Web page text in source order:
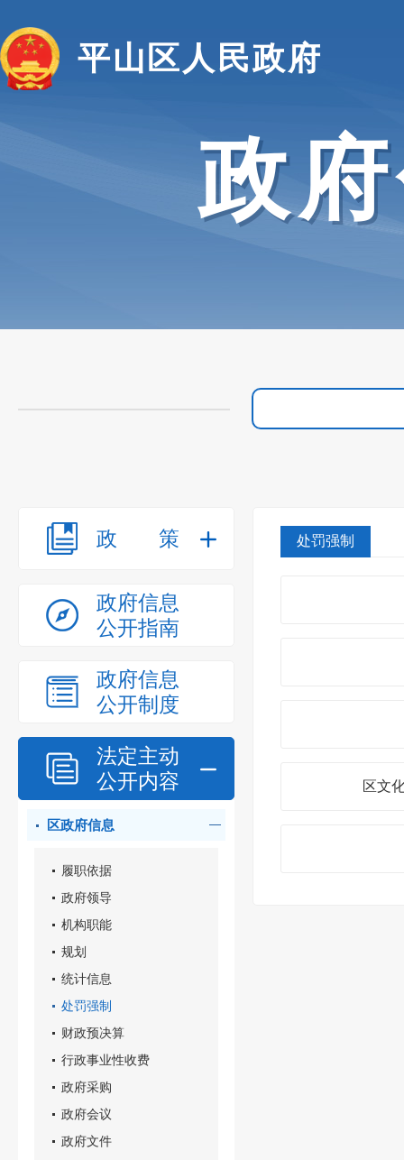
平山区人民政府
政
政策
政府信息
公开指南
政府信息
公开制度
法定主动
公开内容
区政府信息
履职依据
政府领导
机构职能
规划
统计信息
处罚强制
财政预决算
行政事业性收费
政府采购
政府会议
政府文件
处罚强制
区文